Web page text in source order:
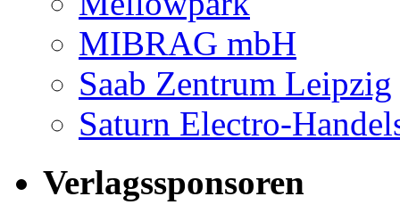
MIBRAG mbH
Saab Zentrum Leipzig
Saturn Electro-
Verlagssponsoren